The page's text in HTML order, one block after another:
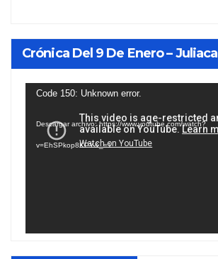
Crónica Del 9 De Enero – Juliaca
Reproductor
vídeo
Code 150: Unknown error.
Descargar archivo: https://www.youtube.com/watch?
v=EhSPkop8KPY&_=1